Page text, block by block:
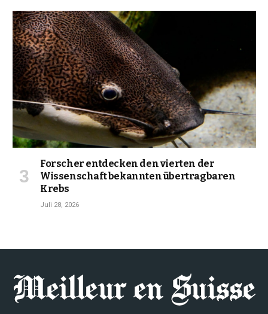
Forscher entdecken den vierten der
Wissenschaft bekannten übertragbaren
Krebs
Juli 28, 2026